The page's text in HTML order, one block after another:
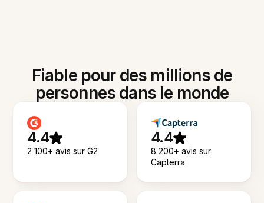
Fiable pour des millions de
personnes dans le monde
4.4
2 100+ avis sur G2
4.4
8 200+ avis sur
Capterra